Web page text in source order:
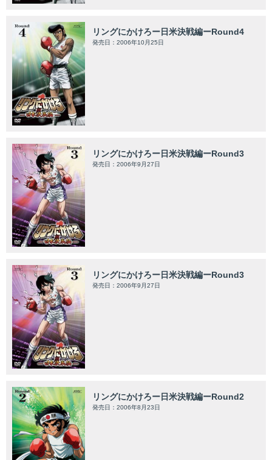
リングにかけろー日米決戦編ーRound4
発売日：2006年10月25日
リングにかけろー日米決戦編ーRound3
発売日：2006年9月27日
リングにかけろー日米決戦編ーRound3
発売日：2006年9月27日
リングにかけろー日米決戦編ーRound2
発売日：2006年8月23日